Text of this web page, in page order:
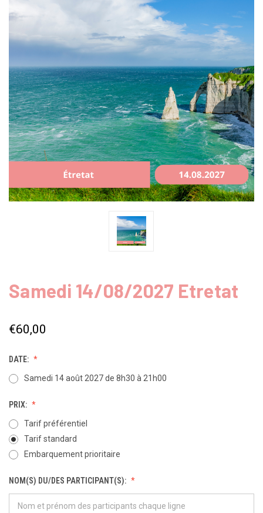
Samedi 14/08/2027 Etretat
€60,00
DATE:
Samedi 14 août 2027 de 8h30 à 21h00
PRIX:
Tarif préférentiel
Tarif standard
Embarquement prioritaire
NOM(S) DU/DES PARTICIPANT(S):